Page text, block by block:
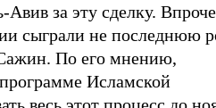
за эту сделку.
сыграли не последнюю
По его мнению,
Исламской